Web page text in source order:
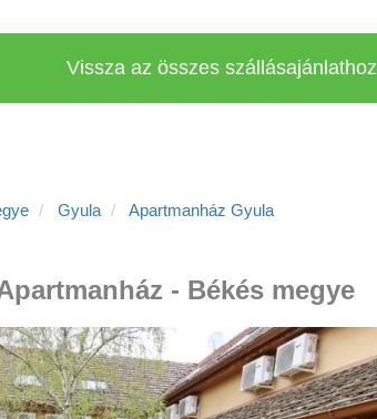
Vissza az összes szállásajánlathoz
Gyula
Apartmanház Gyula
- Békés megye